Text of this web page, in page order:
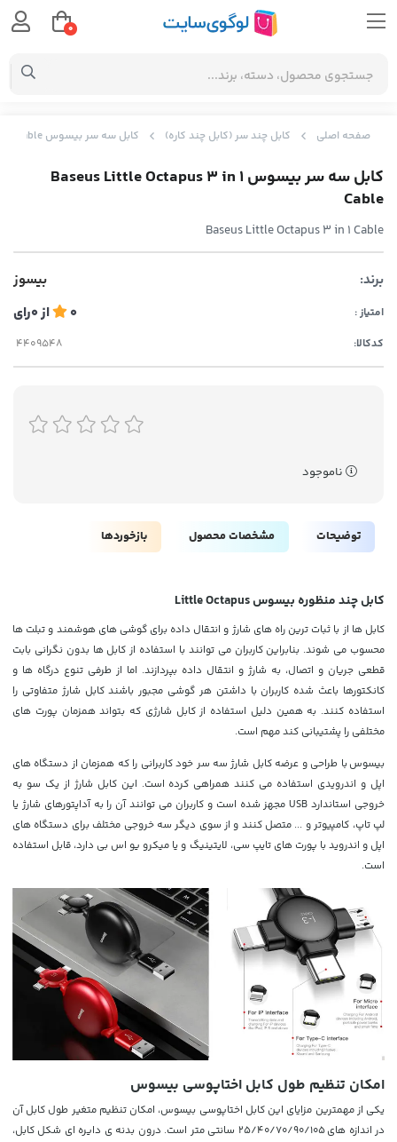
صفحه اصلی کابل چند سر (کابل چند کاره) کابل سه سر بیسوس Baseus Little Octapus 3 in 1 Cable
کابل سه سر بیسوس Baseus Little Octapus 3 in 1
Cable
Baseus Little Octapus 3 in 1 Cable
برند: بیسوز
امتیاز : 0 از0رای
کدکالا:
ناموجود
توضیحات مشخصات محصول بازخوردها
کابل چند منظوره بیسوس Little Octapus
کابل ها از با ثبات ترین راه های شارژ و انتقال داده برای گوشی های هوشمند و تبلت ها
محسوب می شوند. بنابراین کاربران می توانند با استفاده از کابل ها بدون نگرانی بابت
قطعی جریان و اتصال، به شارژ و انتقال داده بپردازند. اما از طرفی تنوع درگاه ها و
کانکتورها باعث شده کاربران با داشتن هر گوشی مجبور باشند کابل شارژ متفاوتی را
استفاده کنند. به همین دلیل استفاده از کابل شارژی که بتواند همزمان پورت های
مختلفی را پشتیبانی کند مهم است.
بیسوس با طراحی و عرضه کابل شارژ سه سر خود کاربرانی را که همزمان از دستگاه های
اپل و اندرویدی استفاده می کنند همراهی کرده است. این کابل شارژ از یک سو به
خروجی استاندارد USB مجهز شده است و کاربران می توانند آن را به آداپتورهای شارژ یا
لپ تاپ، کامپیوتر و ... متصل کنند و از سوی دیگر سه خروجی مختلف برای دستگاه های
اپل و اندروید با پورت های تایپ سی، لایتینیگ و یا میکرو یو اس بی دارد، قابل استفاده
است.
امکان تنظیم طول کابل اختاپوسی بیسوس
یکی از مهمترین مزایای این کابل اختاپوسی بیسوس، امکان تنظیم متغیر طول کابل آن
در اندازه های
25/40/70/90/105 سانتی متر است. درون بدنه ی دایره ای شکل کابل،
0